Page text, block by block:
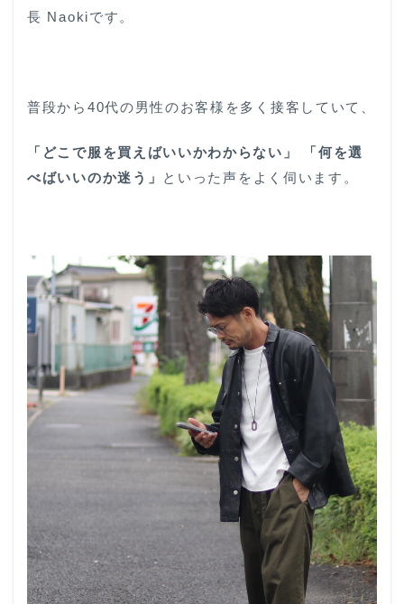
長 Naokiです。
普段から40代の男性のお客様を多く接客していて、
「どこで服を買えばいいかわからない」 「何を選
べばいいのか迷う」 といった声をよく伺います。